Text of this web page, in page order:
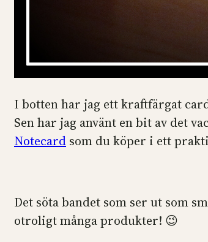
I botten har jag ett kraftfärgat
Sen har jag använt en bit av det
Notecard som du köper i ett
Det söta bandet som ser ut som
otroligt många produkter! 😉